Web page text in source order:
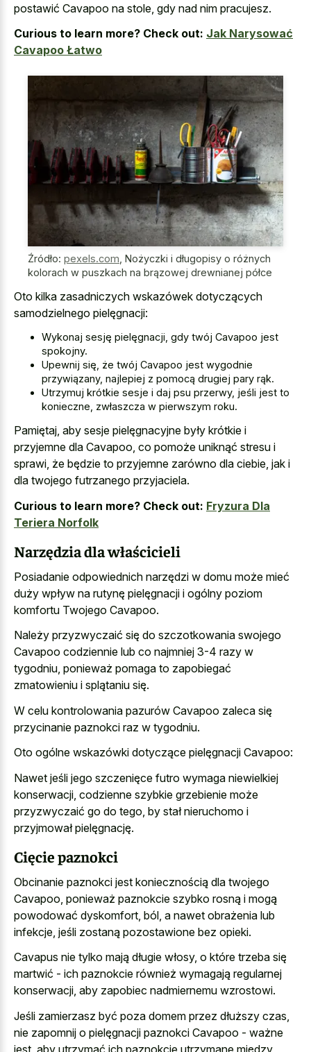
postawić Cavapoo na stole, gdy nad nim pracujesz.
Curious to learn more? Check out: Jak Narysować
Cavapoo Łatwo
Źródło: pexels.com Nożyczki i długopisy o różnych
kolorach w puszkach na brązowej drewnianej półce
Oto kilka zasadniczych wskazówek dotyczących
samodzielnego pielęgnacji:
Wykonaj sesję pielęgnacji, gdy twój Cavapoo jest
spokojny.
Upewnij się, że twój Cavapoo jest wygodnie
przywiązany, najlepiej z pomocą drugiej pary rąk.
Utrzymuj krótkie sesje i daj psu przerwy, jeśli jest to
konieczne, zwłaszcza w pierwszym roku.
Pamiętaj, aby sesje pielęgnacyjne były krótkie i
przyjemne dla Cavapoo, co pomoże uniknąć stresu i
sprawi, że będzie to przyjemne zarówno dla ciebie, jak i
dla twojego futrzanego przyjaciela.
Curious to learn more? Check out: Fryzura Dla
Teriera Norfolk
Narzędzia dla właścicieli
Posiadanie odpowiednich narzędzi w domu może mieć
duży wpływ na rutynę pielęgnacji i ogólny poziom
komfortu Twojego Cavapoo.
Należy przyzwyczaić się do szczotkowania swojego
Cavapoo codziennie lub co najmniej 3-4 razy w
tygodniu, ponieważ pomaga to zapobiegać
zmatowieniu i splątaniu się.
W celu kontrolowania pazurów Cavapoo zaleca się
przycinanie paznokci raz w tygodniu.
Oto ogólne wskazówki dotyczące pielęgnacji Cavapoo:
Nawet jeśli jego szczenięce futro wymaga niewielkiej
konserwacji, codzienne szybkie grzebienie może
przyzwyczaić go do tego, by stał nieruchomo i
przyjmował pielęgnację.
Cięcie paznokci
Obcinanie paznokci jest koniecznością dla twojego
Cavapoo, ponieważ paznokcie szybko rosną i mogą
powodować dyskomfort, ból, a nawet obrażenia lub
infekcje, jeśli zostaną pozostawione bez opieki.
Cavapus nie tylko mają długie włosy, o które trzeba się
martwić - ich paznokcie również wymagają regularnej
konserwacji, aby zapobiec nadmiernemu wzrostowi.
Jeśli zamierzasz być poza domem przez dłuższy czas,
nie zapomnij o pielęgnacji paznokci Cavapoo - ważne
jest, aby utrzymać ich paznokcie utrzymane między